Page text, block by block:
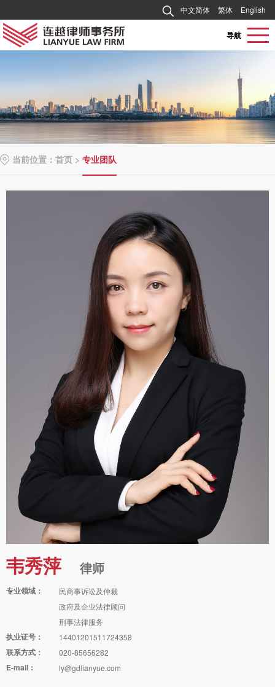
中文简体 繁体 English
导航
当前位置： 首页 > 专业团队
韦秀萍 律师
专业领域：
民商事诉讼及仲裁
政府及企业法律顾问
刑事法律服务
执业证号： 14401201511724358
联系方式： 020-85656282
E-mail： ly@gdlianyue.com